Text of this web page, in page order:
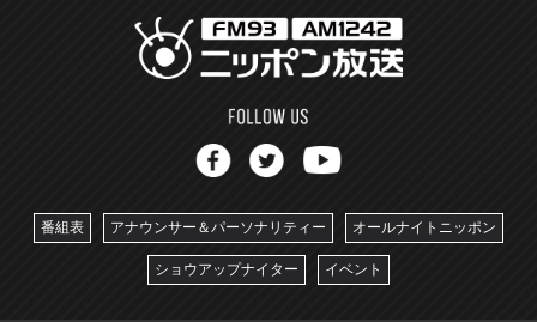
番組表 アナウンサー＆パーソナリティー オールナイトニッポン
ショウアップナイター イベント